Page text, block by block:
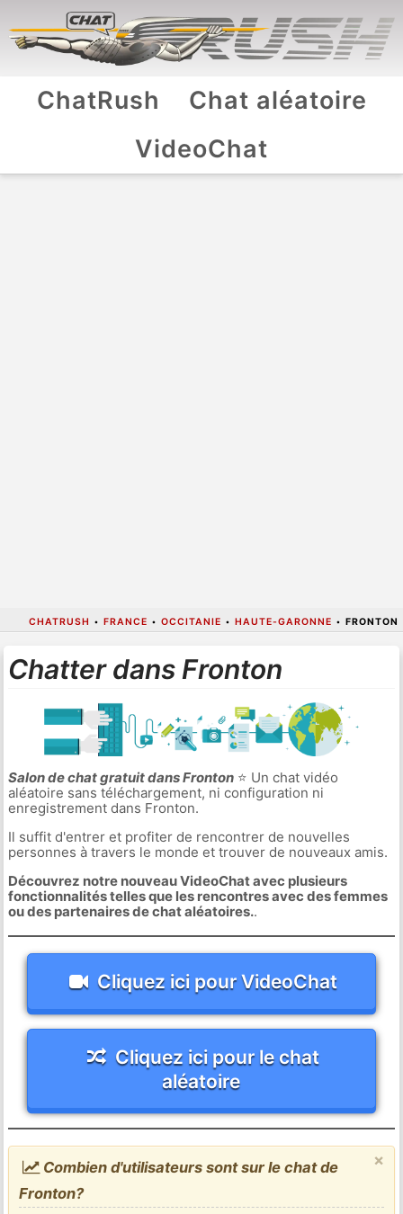
ChatRush
Chat aléatoire
VideoChat
CHATRUSH • FRANCE • OCCITANIE • HAUTE-GARONNE • FRONTON
Chatter dans Fronton
Salon de chat gratuit dans Fronton⭐ Un chat vidéo
aléatoire sans téléchargement, ni configuration ni
enregistrement dans Fronton.
Il suffit d'entrer et profiter de rencontrer de nouvelles
personnes à travers le monde et trouver de nouveaux amis.
Découvrez notre nouveau VideoChat avec plusieurs
fonctionnalités telles que les rencontres avec des femmes
ou des partenaires de chat aléatoires..
Cliquez ici pour VideoChat
Cliquez ici pour le chat
aléatoire
×
Combien d'utilisateurs sont sur le chat de
Fronton?